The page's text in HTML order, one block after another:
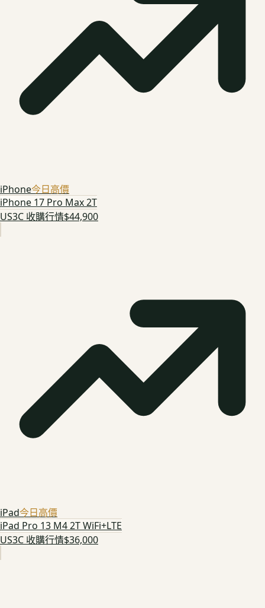
iPhone今日高價
iPhone 17 Pro Max 2T
US3C 收購行情$44,900
iPad今日高價
iPad Pro 13 M4 2T WiFi+LTE
US3C 收購行情$36,000